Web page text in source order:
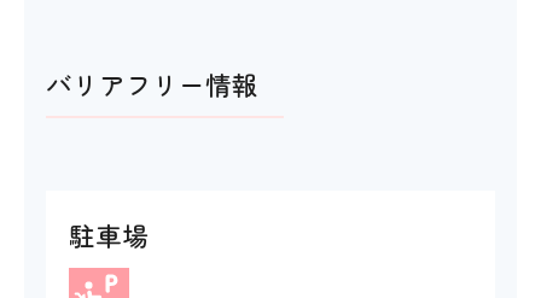
バリアフリー情報
駐車場